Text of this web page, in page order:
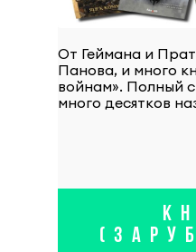
От Геймана и
Панова, и много
войнам». Полный
много десятков